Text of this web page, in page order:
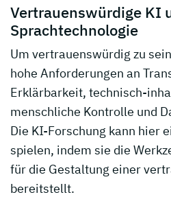
Vertrauenswürdige KI
Sprachtechnologie
Um vertrauenswürdig zu
hohe Anforderungen an
Erklärbarkeit, technisch-
menschliche Kontrolle und
Die KI-Forschung kann hier
spielen, indem sie die
für die Gestaltung einer
bereitstellt.